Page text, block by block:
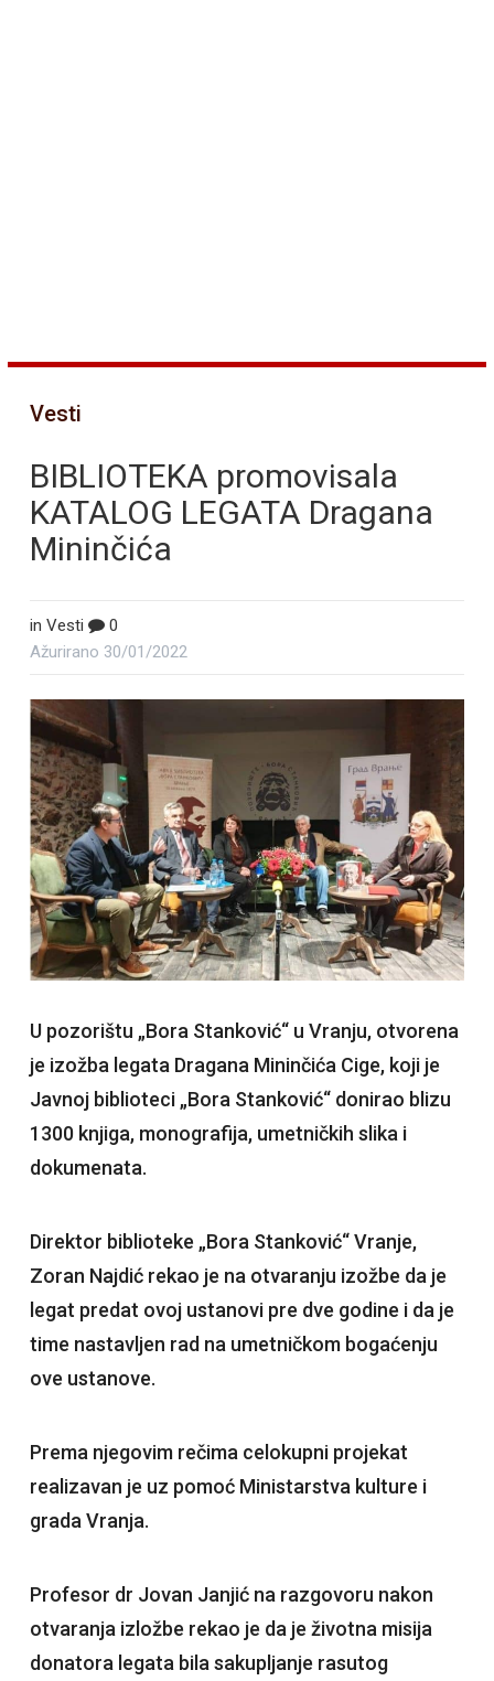
Vesti
BIBLIOTEKA promovisala
KATALOG LEGATA Dragana
Mininčića
in Vesti
0
Ažurirano 30/01/2022
U pozorištu „Bora Stanković“ u Vranju, otvorena
je izožba legata Dragana Mininčića Cige, koji je
Javnoj biblioteci „Bora Stanković“ donirao blizu
1300 knjiga, monografija, umetničkih slika i
dokumenata.
Direktor biblioteke „Bora Stanković“ Vranje,
Zoran Najdić rekao je na otvaranju izožbe da je
legat predat ovoj ustanovi pre dve godine i da je
time nastavljen rad na umetničkom bogaćenju
ove ustanove.
Prema njegovim rečima celokupni projekat
realizavan je uz pomoć Ministarstva kulture i
grada Vranja.
Profesor dr Jovan Janjić na razgovoru nakon
otvaranja izložbe rekao je da je životna misija
donatora legata bila sakupljanje rasutog